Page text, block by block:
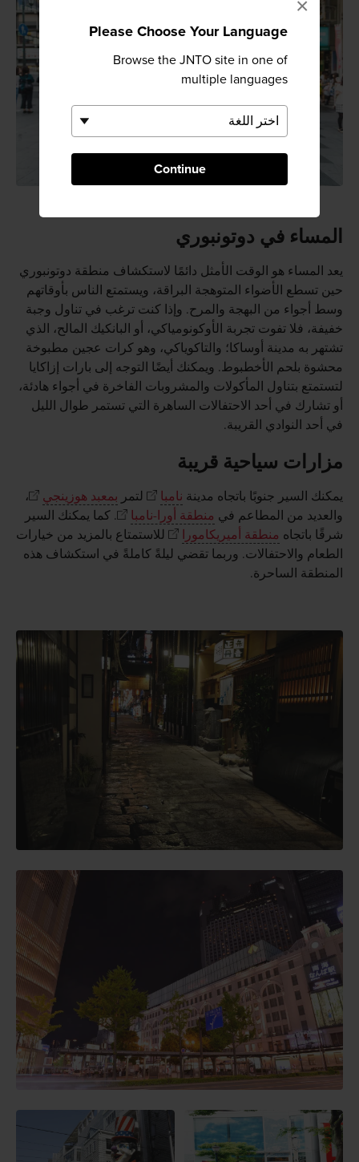
Please Choose Your Language
Browse the JNTO site in one of
multiple languages
Continue
×
المساء في دوتونبوري
يعد المساء هو الوقت الأمثل دائمًا لاستكشاف منطقة دوتونبوري
حين تسطع الأضواء المتوهجة البراقة، ويستمتع الناس بأوقاتهم
وسط أجواء من البهجة والمرح. وإذا كنت ترغب في تناول وجبة
خفيفة، فلا تفوت تجربة الأوكونومياكي، أو البانكيك المالح، الذي
تشتهر به مدينة أوساكا؛ والتاكوياكي، وهو كرات عجين مطبوخة
محشوة بلحم الأخطبوط. ويمكنك أيضًا التوجه إلى بارات إزاكايا
لتستمتع بتناول المأكولات والمشروبات الفاخرة في أجواء هادئة،
أو تشارك في أحد الاحتفالات الساهرة التي تستمر طوال الليل
في أحد النوادي القريبة.
مزارات سياحية قريبة
يمكنك السير جنوبًا باتجاه مدينة نامبا لتمر بمعبد هوزينجي
،
والعديد من المطاعم في منطقة أورا-نامبا
. كما يمكنك السير
شرقًا باتجاه منطقة أميريكامورا
للاستمتاع بالمزيد من خيارات
الطعام والاحتفالات. وربما تقضي ليلةً كاملةً في استكشاف هذه
المنطقة الساحرة.